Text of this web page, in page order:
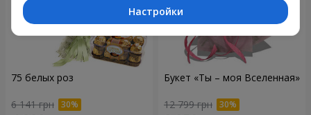
75 белых роз
6 141 грн
Букет «Ты – моя Вселенная»
12 799 грн
Настройки